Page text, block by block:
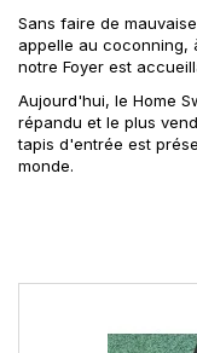
Sans faire de
appelle au coconning,
notre Foyer est
Aujourd'hui, le Home
répandu et le plus
tapis d'entrée est
monde.